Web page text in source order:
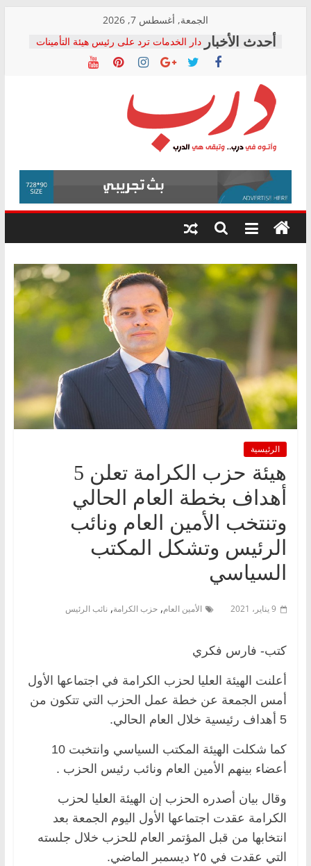
content
الجمعة, أغسطس 7, 2026
دار الخدمات ترد على رئيس هيئة التأمينات
بعد مؤتمره الصحفي: إنكار الأزمة لا ينهي
معاناة أصحاب المعاشات.. ونطالب بكشف
فرحات سليمان يكتب: القطاع الصحي إلى
أين؟
حزب التحالف الشعبي يطلق لجنة “الحق
في الصحة” بالإسكندرية لرصد الانتهاكات
ودعم المرضى
الوزاري لمدينة الصحفيين.. وانتهاء أعمال
إنشاء المبنى الإداري
المجلس القومي لحقوق الإنسان يعلن
متابعة قضية الدكتور محمد زهران.. ويؤكد:
قرينة البراءة وضمانات المحاكمة العادلة
درب
وأتوه
درب..
وتبقى
هي
الرئيسية
هيئة حزب الكرامة تعلن 5
أهداف بخطة العام الحالي
وتنتخب الأمين العام ونائب
الرئيس وتشكل المكتب
السياسي
9 يناير، 2021 الأمين العام, حزب الكرامة, نائب الرئيس
كتب- فارس فكري
أعلنت الهيئة العليا لحزب الكرامة في اجتماعها الأول
أمس الجمعة عن خطة عمل الحزب التي تتكون من
5 أهداف رئيسية خلال العام الحالي.
كما شكلت الهيئة المكتب السياسي وانتخبت 10
أعضاء بينهم الأمين العام ونائب رئيس الحزب .
وقال بيان أصدره الحزب إن الهيئة العليا لحزب
الكرامة عقدت اجتماعها الأول اليوم الجمعة بعد
انتخابها من قبل المؤتمر العام للحزب خلال جلسته
التي عقدت في ٢٥ ديسمبر الماضي.